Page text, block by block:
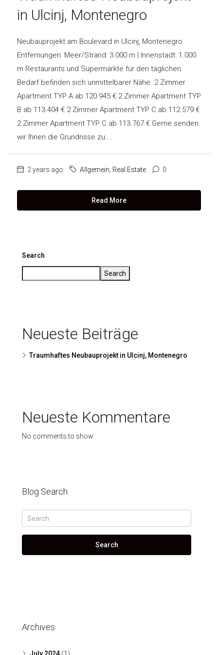
SUCHEN
in Ulcinj, Montenegro
Neubauprojekt am Boulevard in Ulcinj, Montenegro
Entfernungen: Meer/Strand: 3.000 m | Innenstadt: 1.000
m Restaurants und Supermärkte für den täglichen
Bedarf befinden sich unmittelbarer Nähe. 2 Zimmer
Apartment TYP A ab 120.945 € 2 Zimmer Apartment TYP
B ab 113.404 € 2 Zimmer Apartment TYP C ab 112.579 €
2 Zimmer Apartment TYP C ab 113.767 € Gerne senden
wir Ihnen die Grundrisse zu....
2 years ago Allgemein Real Estate 0
Read More
Search
Search
Neueste Beiträge
Traumhaftes Neubauprojekt in Ulcinj, Montenegro
Neueste Kommentare
No comments to show.
Blog Search
Search
Archives